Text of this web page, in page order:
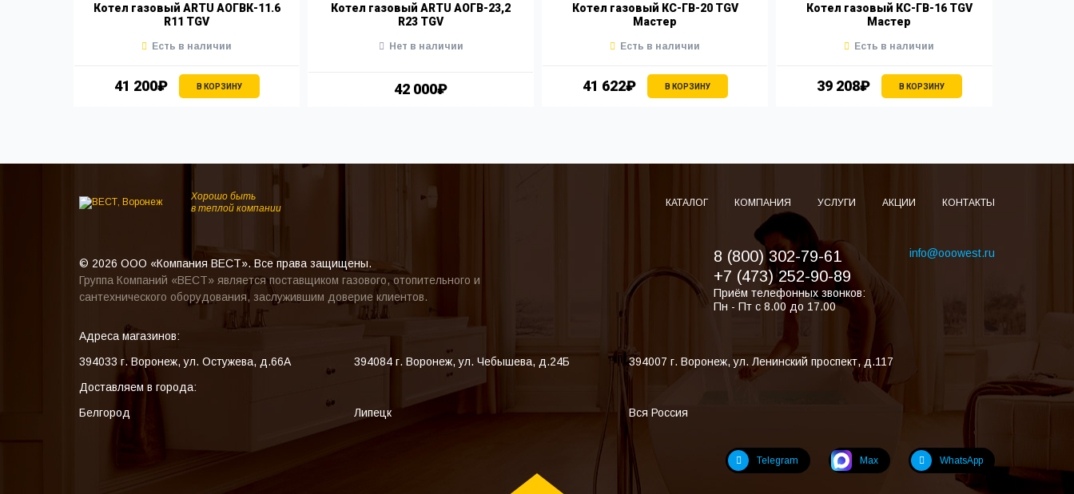
Котел газовый ARTU АОГВК-11.6
R11 TGV
41 200₽ В КОРЗИНУ
Есть в наличии
Котел газовый ARTU АОГВ-23,2
R23 TGV
42 000₽
Нет в наличии
Котел газовый КС-ГВ-20 TGV
Мастер
41 622₽ В КОРЗИНУ
Есть в наличии
Котел газовый КС-ГВ-16 TGV
Мастер
39 208₽ В КОРЗИНУ
Есть в наличии
Хорошо быть
в теплой компании
КАТАЛОГ КОМПАНИЯ УСЛУГИ АКЦИИ КОНТАКТЫ
© 2026 ООО «Компания ВЕСТ». Все права защищены.
Группа Компаний «ВЕСТ» является поставщиком газового, отопительного и
сантехнического оборудования, заслужившим доверие клиентов.
8 (800) 302-79-61
+7 (473) 252-90-89
Приём телефонных звонков:
Пн - Пт с 8.00 до 17.00
info@ooowest.ru
Адреса магазинов:
394033 г. Воронеж,ул. Остужева, д.66А 394084 г. Воронеж,ул. Чебышева, д.24Б 394007 г. Воронеж,ул. Ленинский проспект, д.117
Доставляем в города:
Белгород
Липецк Вся Россия
Telegram Max WhatsApp